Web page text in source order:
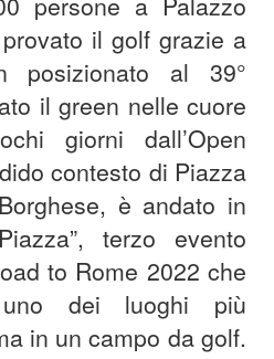
il golf grazie a
posizionato al 39°
il green nelle cuore
giorni dall’Open
contesto di Piazza
è andato in
terzo evento
to Rome 2022 che
dei luoghi più
in un campo da golf.